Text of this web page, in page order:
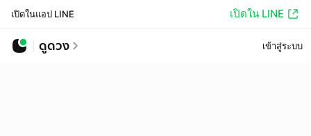
เปิดในแอป LINE เปิดใน LINE
ดูดวง เข้าสู่ระบบ